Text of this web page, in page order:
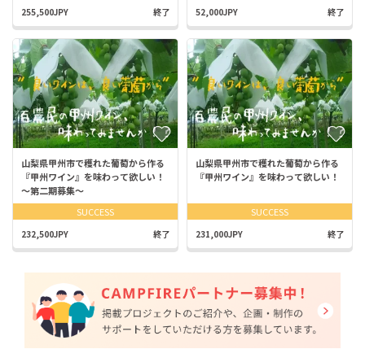
255,500JPY 終了 52,000JPY 終了
山梨県甲州市で穫れた葡萄から作る
『甲州ワイン』を味わって欲しい！
～第二期募集～
SUCCESS
232,500JPY 終了
山梨県甲州市で穫れた葡萄から作る
『甲州ワイン』を味わって欲しい！
SUCCESS
231,000JPY 終了